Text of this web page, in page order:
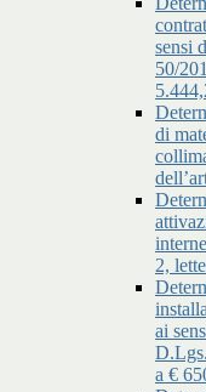
sensi
50/
di
2,
ai
a €